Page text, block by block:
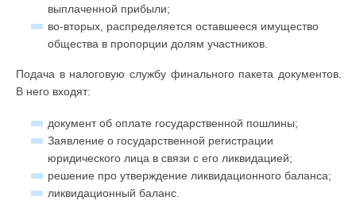
выплаченной прибыли;
во-вторых, распределяется оставшееся имущество
общества в пропорции долям участников.
Подача в налоговую службу финального пакета документов.
В него входят:
документ об оплате государственной пошлины;
Заявление о государственной регистрации
юридического лица в связи с его ликвидацией;
решение про утверждение ликвидационного баланса;
ликвидационный баланс.